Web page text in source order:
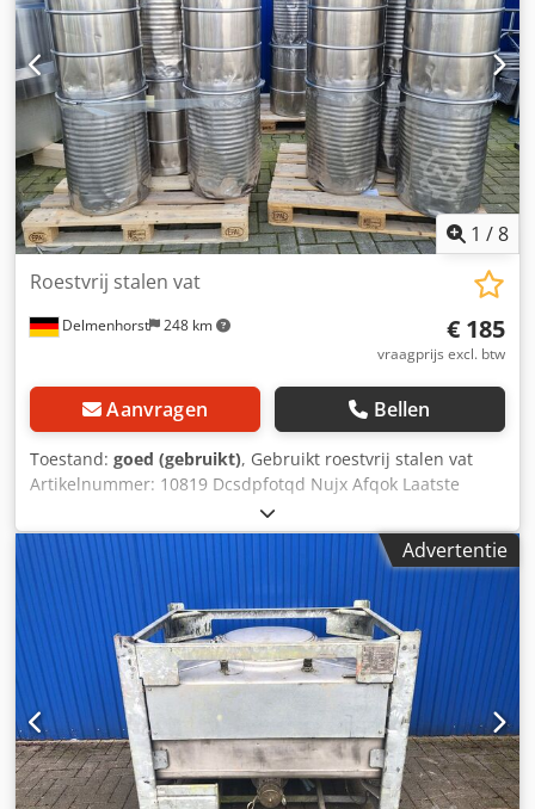
Materialen: Binnenkant: 1.4301 / AISI 304 Externe
onderdelen: 1.4301 / AISI 304 Faciliteiten: Typeplaatje: ja
Diameter uitloop: 47 mm Afstand van afvoer tot vloer: 220
mm Uitlaatklep: schijfklep Djdpfx Afowcd Tajqsck
Verwijderbaar deksel
1 /8
Delmenhorst 248 km
Roestvrij stalen vat
€ 185
vraagprijs excl. btw
Aanvragen Bellen
Toestand: goed (gebruikt), Gebruikt roestvrij stalen vat
Artikelnummer: 10819 Dcsdpfotqd Nujx Afqok Laatste
gebruik: Pharma Inhoud: 100 liter Type: Verticaal Materiaal
(bevochtigde onderdelen): 14301 / AISI 304 Ontwerp:
Enkelwandig Bedrijfsdruk volgens typeplaatje: ATM
Afmetingen tank: Binnendiameter: 450mm
Buitendiameter: 454mm Cilindrische hoogte: 640mm
Totale breedte: 480mm Totale lengte: 500mm Totale
hoogte: 665mm Materialen Interieur: 14301 / AISI 304
Externe onderdelen: 14301 / AISI 304 Uitrusting:
Typeplaatje: nee Klemring
Advertentie